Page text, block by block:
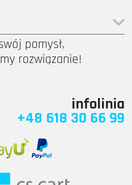
pomysł,
rozwiązanie!
infolinia
+48 618 30 66 99